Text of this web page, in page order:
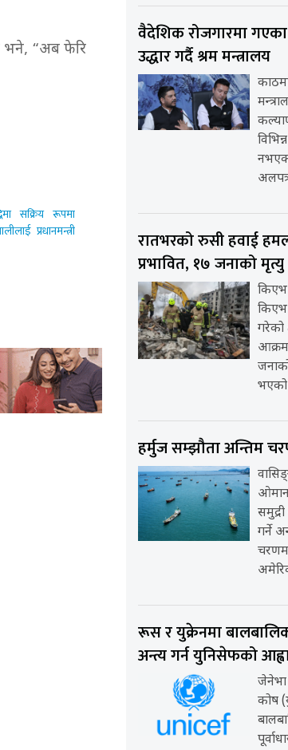
भने, “अब फेरि
सक्रिय रूपमा
प्रधानमन्त्री
वैदेशिक रोजगारमा
उद्धार गर्दै श्रम मन्त्रालय
रातभरको रुसी हवाई
प्रभावित, १७ जनाको मृत्यु
किएभ
किएभ
गरेको
भएको
हर्मुज सम्झौता अन्तिम
गर्ने
रूस र युक्रेनमा
अन्त्य गर्न युनिसेफको
जेनेभा
कोष